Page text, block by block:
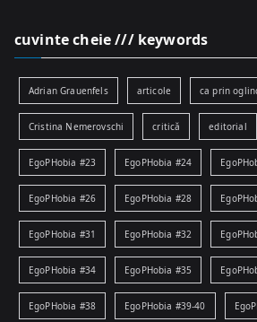
cuvinte cheie /// keywords
Adrian Grauenfels articole ca prin
Cristina Nemerovschi critică editorial
EgoPHobia #23 EgoPHobia #24
EgoPHobia #26 EgoPHobia #28
EgoPHobia #31 EgoPHobia #32
EgoPHobia #34 EgoPHobia #35
EgoPHobia #38 EgoPHobia #39-40